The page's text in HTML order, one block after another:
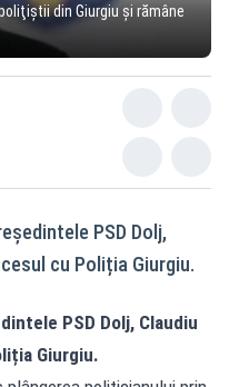
din Giurgiu și rămâne
PSD Dolj,
cu Poliția Giurgiu.
PSD Dolj, Claudiu
Giurgiu.